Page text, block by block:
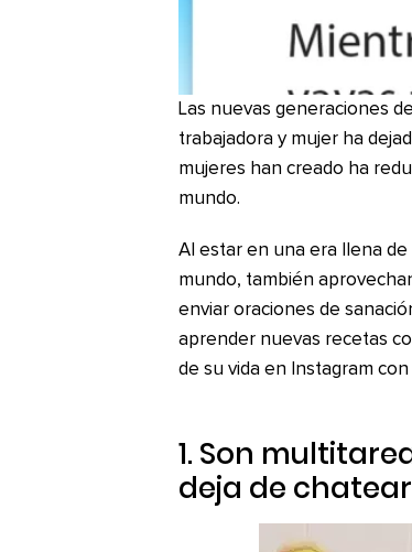
Las nuevas generaciones
trabajadora y mujer ha
mujeres han creado ha
mundo.
Al estar en una era llena
mundo, también
enviar oraciones de
aprender nuevas recetas
de su vida en Instagram con
1. Son
deja de chatear